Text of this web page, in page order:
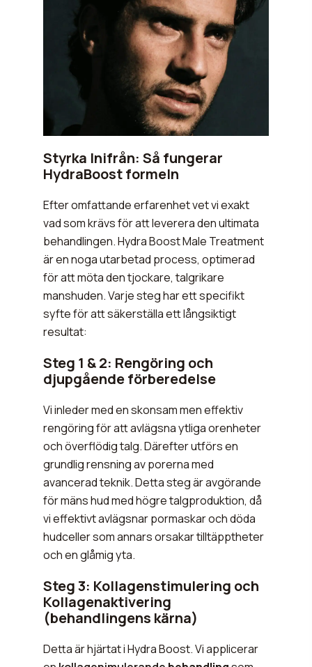
Styrka Inifrån: Så fungerar
HydraBoost formeln
Efter omfattande erfarenhet vet vi exakt
vad som krävs för att leverera den ultimata
behandlingen. Hydra Boost Male Treatment
är en noga utarbetad process, optimerad
för att möta den tjockare, talgrikare
manshuden. Varje steg har ett specifikt
syfte för att säkerställa ett långsiktigt
resultat:
Steg 1 & 2: Rengöring och
djupgående förberedelse
Vi inleder med en skonsam men effektiv
rengöring för att avlägsna ytliga orenheter
och överflödig talg. Därefter utförs en
grundlig rensning av porerna med
avancerad teknik. Detta steg är avgörande
för mäns hud med högre talgproduktion, då
vi effektivt avlägsnar pormaskar och döda
hudceller som annars orsakar tilltäpptheter
och en glåmig yta.
Steg 3: Kollagenstimulering och
Kollagenaktivering
(behandlingens kärna)
Detta är hjärtat i Hydra Boost. Vi applicerar